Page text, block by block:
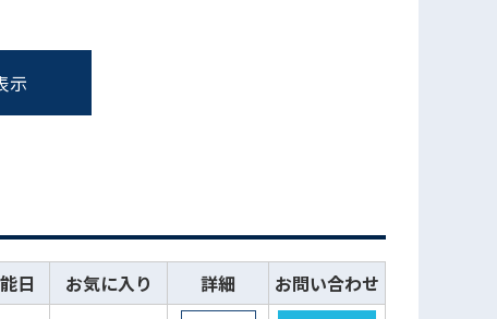
示
日 お気に入り 詳細 お問い合わせ